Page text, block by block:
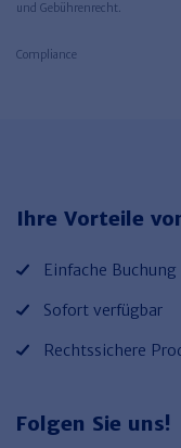
und Gebührenrecht.
Compliance
Ihre Vorteile
Einfache Buchung
Sofort verfügbar
Rechtssichere
Folgen Sie uns!